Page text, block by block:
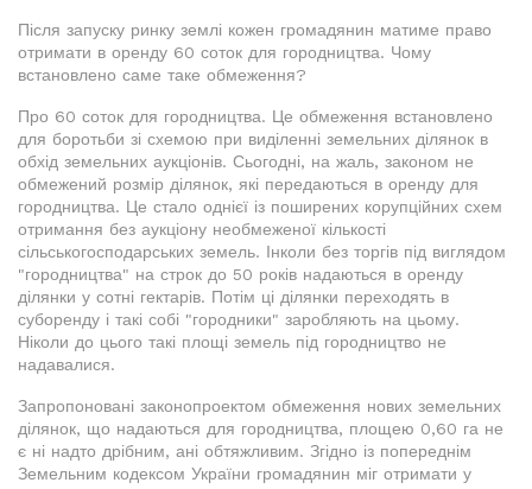
Після запуску ринку землі кожен громадянин матиме право
отримати в оренду 60 соток для городництва. Чому
встановлено саме таке обмеження?
Про 60 соток для городництва. Це обмеження встановлено
для боротьби зі схемою при виділенні земельних ділянок в
обхід земельних аукціонів. Сьогодні, на жаль, законом не
обмежений розмір ділянок, які передаються в оренду для
городництва. Це стало однієї із поширених корупційних схем
отримання без аукціону необмеженої кількості
сільськогосподарських земель. Інколи без торгів під виглядом
"городництва" на строк до 50 років надаються в оренду
ділянки у сотні гектарів. Потім ці ділянки переходять в
суборенду і такі собі "городники" заробляють на цьому.
Ніколи до цього такі площі земель під городництво не
надавалися.
Запропоновані законопроектом обмеження нових земельних
ділянок, що надаються для городництва, площею 0,60 га не
є ні надто дрібним, ані обтяжливим. Згідно із попереднім
Земельним кодексом України громадянин міг отримати у